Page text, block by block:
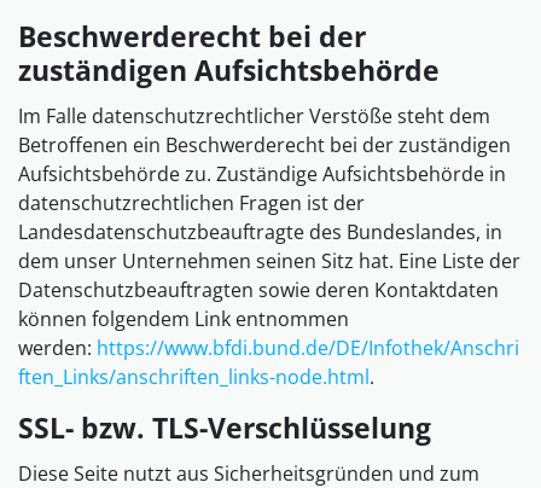
Beschwerderecht bei der
zuständigen Aufsichtsbehörde
Im Falle datenschutzrechtlicher Verstöße steht dem
Betroffenen ein Beschwerderecht bei der zuständigen
Aufsichtsbehörde zu. Zuständige Aufsichtsbehörde in
datenschutzrechtlichen Fragen ist der
Landesdatenschutzbeauftragte des Bundeslandes, in
dem unser Unternehmen seinen Sitz hat. Eine Liste der
Datenschutzbeauftragten sowie deren Kontaktdaten
können folgendem Link entnommen
werden: https://www.bfdi.bund.de/DE/Infothek/Anschri
ften_Links/anschriften_links-node.html.
SSL- bzw. TLS-Verschlüsselung
Diese Seite nutzt aus Sicherheitsgründen und zum